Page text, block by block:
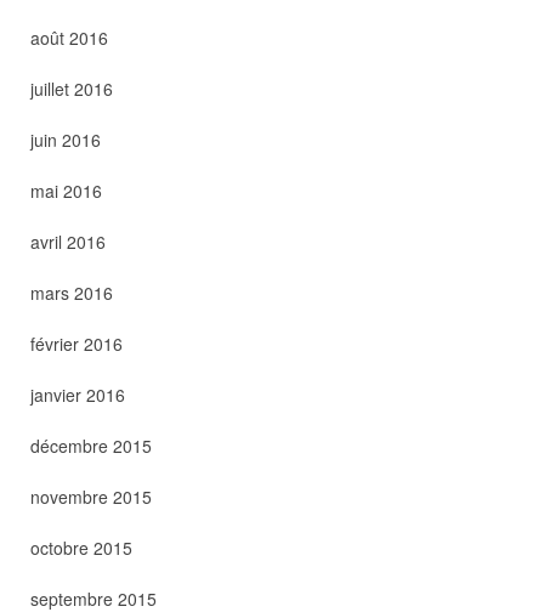
août 2016
juillet 2016
juin 2016
mai 2016
avril 2016
mars 2016
février 2016
janvier 2016
décembre 2015
novembre 2015
octobre 2015
septembre 2015